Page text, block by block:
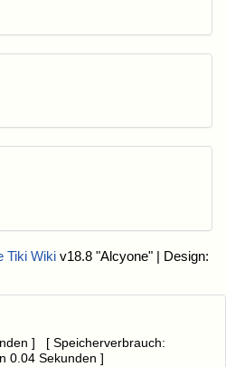
Tiki Wiki v18.8 "Alcyone" | Design:
] [ Speicherverbrauch:
0.04 Sekunden ]